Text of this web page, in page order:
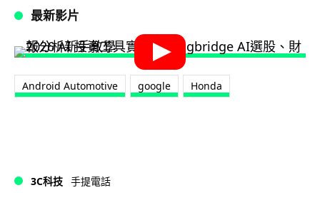
最新影片
Android Automotive google Honda
3C科技 手提電話